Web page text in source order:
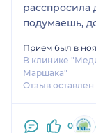
расспросила
подумаешь,
Прием был в
В клинике
Маршака"
Отзыв
0